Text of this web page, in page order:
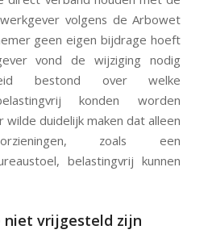
volgens de Arbowet
geen eigen bijdrage hoeft
vond de wijziging nodig
bestond over welke
konden worden
duidelijk maken dat alleen
zoals een
belastingvrij kunnen
niet vrijgesteld zijn